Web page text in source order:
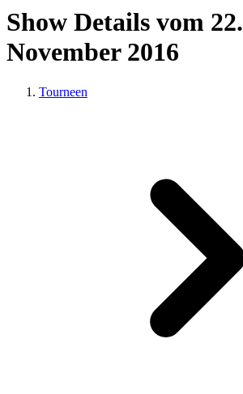
Show Details vom 22.
November 2016
Tourneen